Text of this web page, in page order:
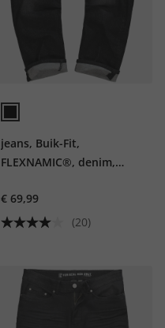
jeans, Buik-Fit,
FLEXNAMIC®, denim,
maat 36/72
€ 69,99
(20)